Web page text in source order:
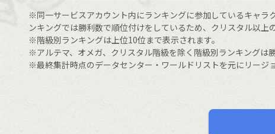
※同一サービスアカウント内にランキングに参加しているキャラ
ンキングでは勝利数で順位付けをしているため、クリスタル以
※階級別ランキングは上位10位まで表示されます。
※アルテマ、オメガ、クリスタル階級を除く階級別ランキングは
※最終集計時点のデータセンター・ワールドリストを元にリージ